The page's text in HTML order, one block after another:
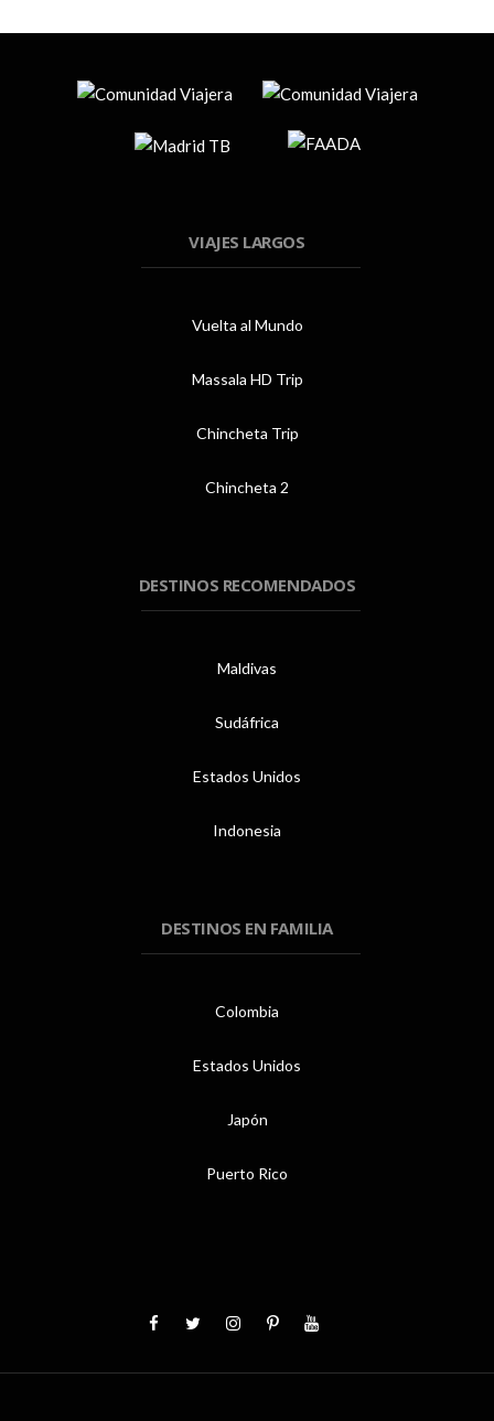
VIAJES LARGOS
Vuelta al Mundo
Massala HD Trip
Chincheta Trip
Chincheta 2
DESTINOS RECOMENDADOS
Maldivas
Sudáfrica
Estados Unidos
Indonesia
DESTINOS EN FAMILIA
Colombia
Estados Unidos
Japón
Puerto Rico